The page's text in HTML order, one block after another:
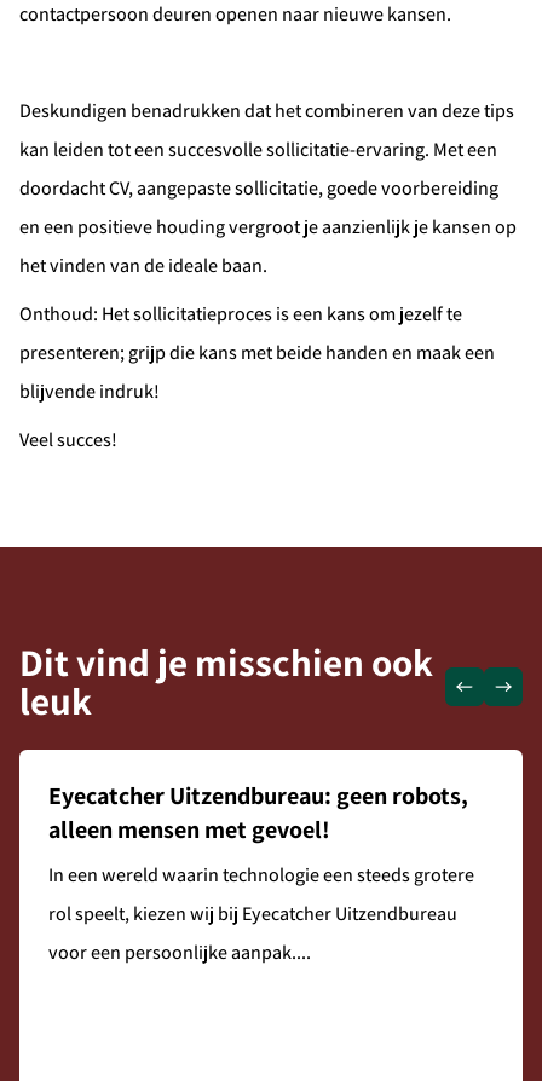
contactpersoon deuren openen naar nieuwe kansen.
Deskundigen benadrukken dat het combineren van deze tips
kan leiden tot een succesvolle sollicitatie-ervaring. Met een
doordacht CV, aangepaste sollicitatie, goede voorbereiding
en een positieve houding vergroot je aanzienlijk je kansen op
het vinden van de ideale baan.
Onthoud: Het sollicitatieproces is een kans om jezelf te
presenteren; grijp die kans met beide handen en maak een
blijvende indruk!
Veel succes!
Dit vind je misschien ook
leuk
Eyecatcher Uitzendbureau: geen robots,
alleen mensen met gevoel!
In een wereld waarin technologie een steeds grotere
rol speelt, kiezen wij bij Eyecatcher Uitzendbureau
voor een persoonlijke aanpak....
Ontvang vacatures direct in je
Alerts ontvangen